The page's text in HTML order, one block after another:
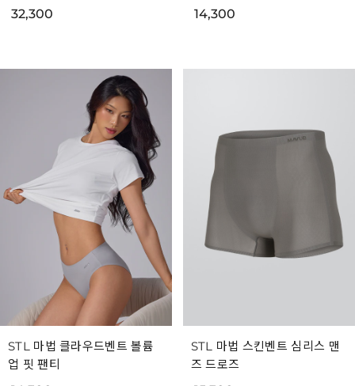
32,300
14,300
STL 마법 클라우드벤트 볼륨
업 핏 팬티
STL 마법 스킨벤트 심리스 맨
즈 드로즈